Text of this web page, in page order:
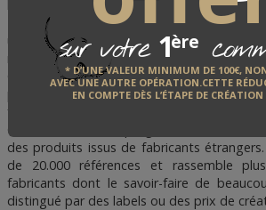
sur votre 1ère
* D’UNE VALEUR MINIMUM DE 100€,
AVEC UNE AUTRE OPÉRATION.CETTE
EN COMPTE DÈS L’ÉTAPE DE CRÉATION
leur réseau de vente.
D'où l'idée de la cration de CLEPSYDRE -
un site rassemblant les fabricants et
rencontre avec un public averti.
CLESPYDRE se développe depuis cette
passion de ses équipes pour
fabricants et artisans toute sa valeur.
CLEPSYDRE étend progressivement
des produits issus de fabricants
de 20.000 références et rassemble
fabricants dont le savoir-faire de
distingué par des labels ou des prix de